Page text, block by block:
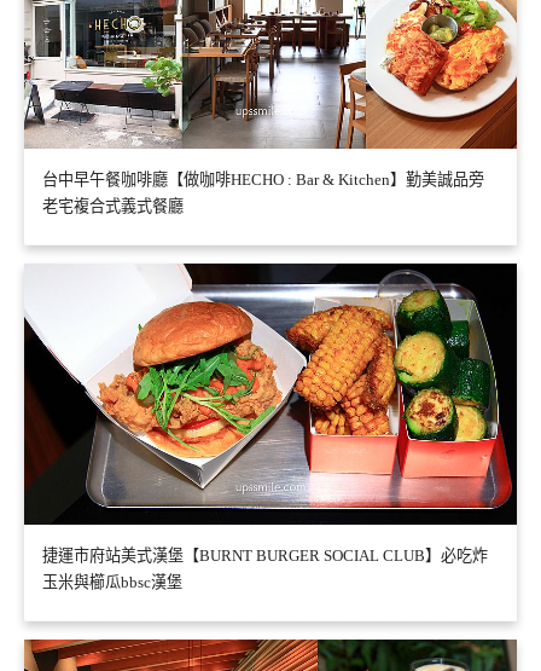
台中早午餐咖啡廳【做咖啡HECHO : Bar & Kitchen】勤美誠品旁
老宅複合式義式餐廳
捷運市府站美式漢堡【BURNT BURGER SOCIAL CLUB】必吃炸
玉米與櫛瓜bbsc漢堡